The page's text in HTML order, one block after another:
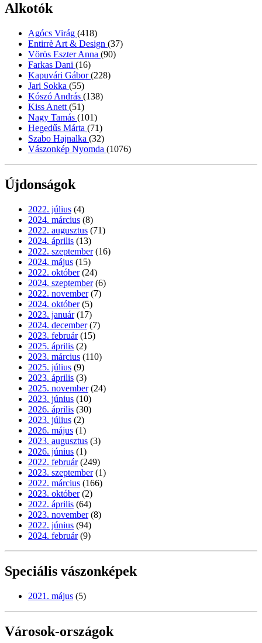
Alkotók
Agócs Virág (418)
Entirrè Art & Design (37)
Vörös Eszter Anna (90)
Farkas Dani (16)
Kapuvári Gábor(228)
Jari Sokka (55)
Kószó András (138)
Kiss Anett (51)
Nagy Tamás (101)
Hegedűs Márta (71)
Szabo Hajnalka (32)
Vászonkép Nyomda (1076)
Újdonságok
2022. július (4)
2024. március (8)
2022. augusztus (71)
2024. április (13)
2022. szeptember (16)
2024. május (15)
2022. október (24)
2024. szeptember (6)
2022. november (7)
2024. október (5)
2023. január (17)
2024. december (7)
2023. február (15)
2025. április (2)
2023. március (110)
2025. július (9)
2023. április (3)
2025. november (24)
2023. június (10)
2026. április (30)
2023. július (2)
2026. május (1)
2023. augusztus (3)
2026. június (1)
2022. február (249)
2023. szeptember (1)
2022. március (166)
2023. október (2)
2022. április (64)
2023. november (8)
2022. június (94)
2024. február (9)
Speciális vászonképek
2021. május (5)
Városok-országok